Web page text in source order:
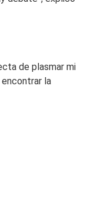
de plasmar mi
la